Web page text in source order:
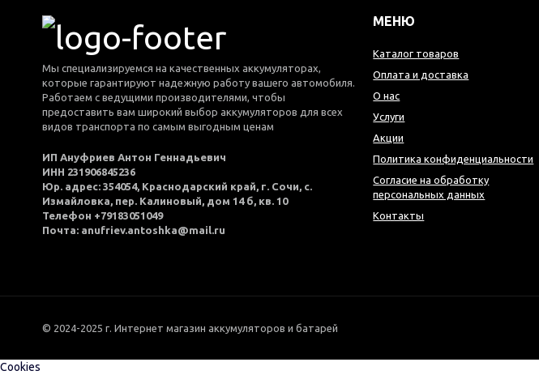
Мы специализируемся на качественных аккумуляторах,
которые гарантируют надежную работу вашего автомобиля.
Работаем с ведущими производителями, чтобы
предоставить вам широкий выбор аккумуляторов для всех
видов транспорта по самым выгодным ценам
ИП Ануфриев Антон Геннадьевич
ИНН 231906845236
Юр. адрес: 354054, Краснодарский край, г. Сочи, с.
Измайловка, пер. Калиновый, дом 14 б, кв. 10
Телефон +79183051049
Почта: anufriev.antoshka@mail.ru
МЕНЮ
Каталог товаров
Оплата и доставка
О нас
Услуги
Акции
Политика конфиденциальности
Согласие на обработку
персональных данных
Контакты
© 2024-2025 г. Интернет магазин аккумуляторов и батарей
Cookies